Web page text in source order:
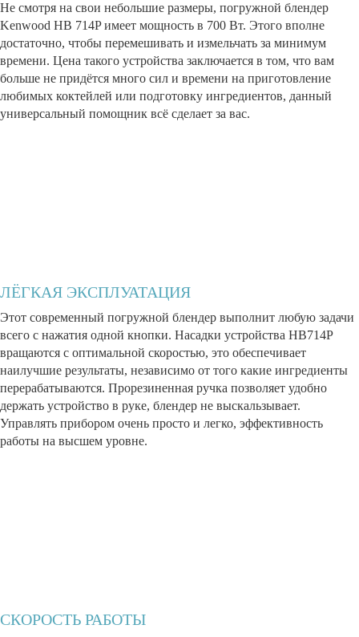
Не смотря на свои небольшие размеры, погружной блендер
Kenwood HB 714P имеет мощность в 700 Вт. Этого вполне
достаточно, чтобы перемешивать и измельчать за минимум
времени. Цена такого устройства заключается в том, что вам
больше не придётся много сил и времени на приготовление
любимых коктейлей или подготовку ингредиентов, данный
универсальный помощник всё сделает за вас.
ЛЁГКАЯ ЭКСПЛУАТАЦИЯ
Этот современный погружной блендер выполнит любую задачи
всего с нажатия одной кнопки. Насадки устройства HB714P
вращаются с оптимальной скоростью, это обеспечивает
наилучшие результаты, независимо от того какие ингредиенты
перерабатываются. Прорезиненная ручка позволяет удобно
держать устройство в руке, блендер не выскальзывает.
Управлять прибором очень просто и легко, эффективность
работы на высшем уровне.
СКОРОСТЬ РАБОТЫ